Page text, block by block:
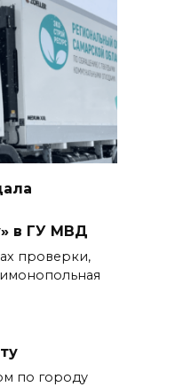
в ГУ МВД
проверки,
по городу